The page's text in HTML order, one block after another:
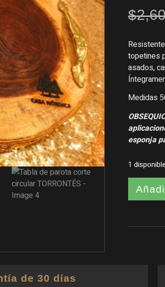
$
topetines
asados,
Medidas
esponja
1
de 30 días